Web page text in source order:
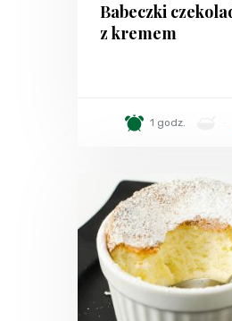
Babeczki
z kremem
1 godz.